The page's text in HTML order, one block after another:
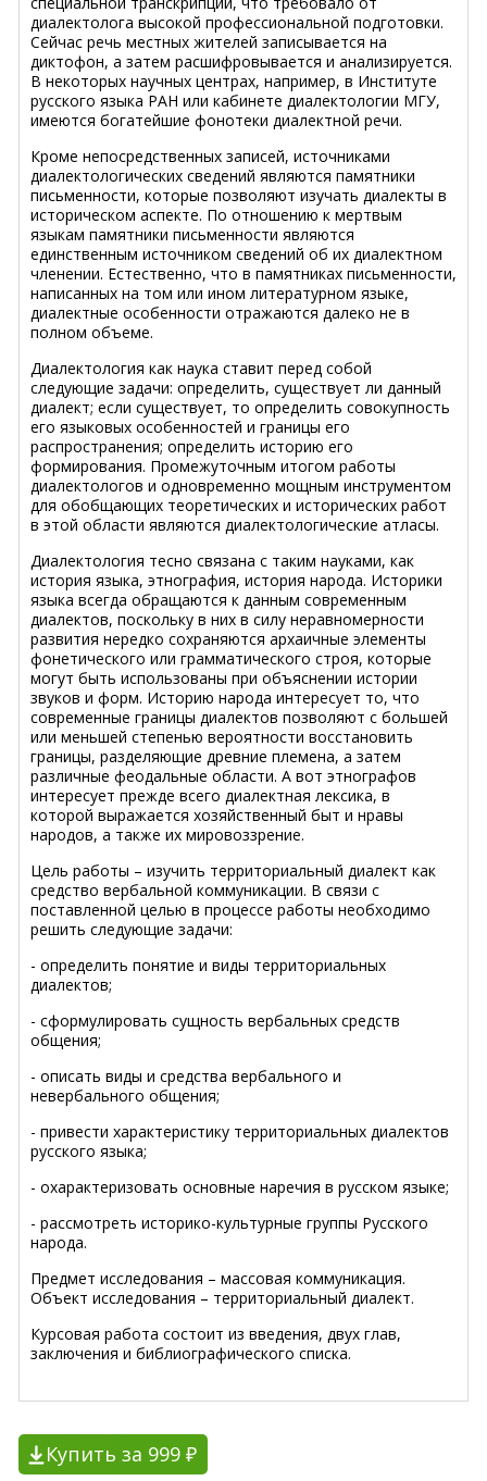
диалектолога высокой профессиональной подготовки.
Сейчас речь местных жителей записывается на
диктофон, а затем расшифровывается и анализируется.
В некоторых научных центрах, например, в Институте
русского языка РАН или кабинете диалектологии МГУ,
имеются богатейшие фонотеки диалектной речи.
Кроме непосредственных записей, источниками
диалектологических сведений являются памятники
письменности, которые позволяют изучать диалекты в
историческом аспекте. По отношению к мертвым
языкам памятники письменности являются
единственным источником сведений об их диалектном
членении. Естественно, что в памятниках письменности,
написанных на том или ином литературном языке,
диалектные особенности отражаются далеко не в
полном объеме.
Диалектология как наука ставит перед собой
следующие задачи: определить, существует ли данный
диалект; если существует, то определить совокупность
его языковых особенностей и границы его
распространения; определить историю его
формирования. Промежуточным итогом работы
диалектологов и одновременно мощным инструментом
для обобщающих теоретических и исторических работ
в этой области являются диалектологические атласы.
Диалектология тесно связана с таким науками, как
история языка, этнография, история народа. Историки
языка всегда обращаются к данным современным
диалектов, поскольку в них в силу неравномерности
развития нередко сохраняются архаичные элементы
фонетического или грамматического строя, которые
могут быть использованы при объяснении истории
звуков и форм. Историю народа интересует то, что
современные границы диалектов позволяют с большей
или меньшей степенью вероятности восстановить
границы, разделяющие древние племена, а затем
различные феодальные области. А вот этнографов
интересует прежде всего диалектная лексика, в
которой выражается хозяйственный быт и нравы
народов, а также их мировоззрение.
Цель работы – изучить территориальный диалект как
средство вербальной коммуникации. В связи с
поставленной целью в процессе работы необходимо
решить следующие задачи:
- определить понятие и виды территориальных
диалектов;
- сформулировать сущность вербальных средств
общения;
- описать виды и средства вербального и
невербального общения;
- привести характеристику территориальных диалектов
русского языка;
- охарактеризовать основные наречия в русском языке;
- рассмотреть историко-культурные группы Русского
народа.
Предмет исследования – массовая коммуникация.
Объект исследования – территориальный диалект.
Курсовая работа состоит из введения, двух глав,
заключения и библиографического списка.
Купить за 999 ₽